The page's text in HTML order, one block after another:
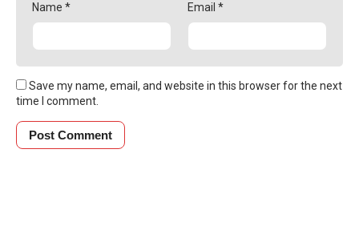
Name * Email *
Save my name, email, and website in this browser for the next
time I comment.